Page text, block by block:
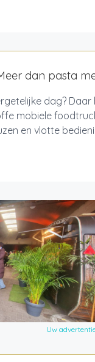
dan pasta
dag?
mobiele
en vlotte
Uw